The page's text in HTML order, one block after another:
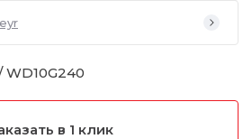
WD10G240
в 1 клик